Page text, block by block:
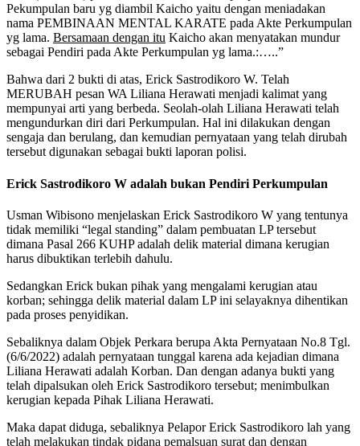
Pekumpulan baru yg diambil Kaicho yaitu dengan meniadakan
nama PEMBINAAN MENTAL KARATE pada Akte Perkumpulan
yg lama. Bersamaan dengan itu Kaicho akan menyatakan mundur
sebagai Pendiri pada Akte Perkumpulan yg lama.:…..”
Bahwa dari 2 bukti di atas, Erick Sastrodikoro W. Telah
MERUBAH pesan WA Liliana Herawati menjadi kalimat yang
mempunyai arti yang berbeda. Seolah-olah Liliana Herawati telah
mengundurkan diri dari Perkumpulan. Hal ini dilakukan dengan
sengaja dan berulang, dan kemudian pernyataan yang telah dirubah
tersebut digunakan sebagai bukti laporan polisi.
Erick Sastrodikoro W adalah bukan Pendiri Perkumpulan
Usman Wibisono menjelaskan Erick Sastrodikoro W yang tentunya
tidak memiliki “legal standing” dalam pembuatan LP tersebut
dimana Pasal 266 KUHP adalah delik material dimana kerugian
harus dibuktikan terlebih dahulu.
Sedangkan Erick bukan pihak yang mengalami kerugian atau
korban; sehingga delik material dalam LP ini selayaknya dihentikan
pada proses penyidikan.
Sebaliknya dalam Objek Perkara berupa Akta Pernyataan No.8 Tgl.
(6/6/2022) adalah pernyataan tunggal karena ada kejadian dimana
Liliana Herawati adalah Korban. Dan dengan adanya bukti yang
telah dipalsukan oleh Erick Sastrodikoro tersebut; menimbulkan
kerugian kepada Pihak Liliana Herawati.
Maka dapat diduga, sebaliknya Pelapor Erick Sastrodikoro lah yang
telah melakukan tindak pidana pemalsuan surat dan dengan